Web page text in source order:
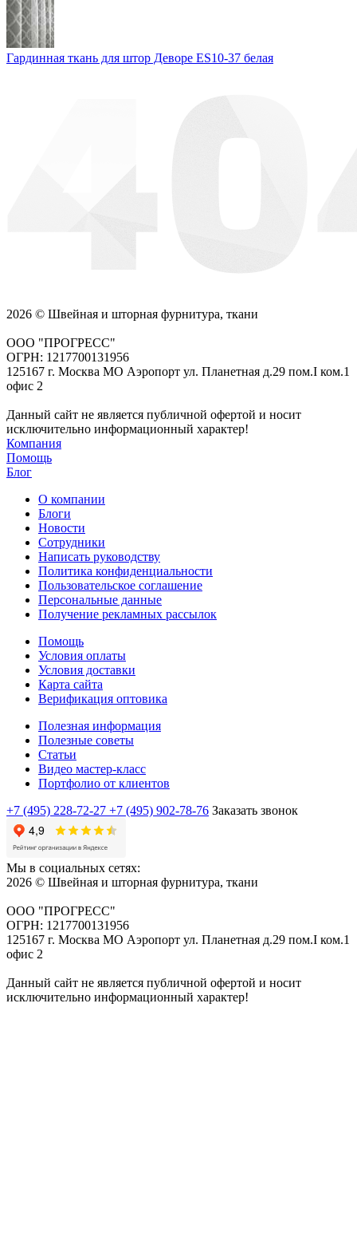
Гардинная ткань для штор Деворе ES10-37 белая
2026 © Швейная и шторная фурнитура, ткани
ООО "ПРОГРЕСС"
ОГРН: 1217700131956
125167 г. Москва МО Аэропорт ул. Планетная д.29 пом.I ком.1
офис 2
Данный сайт не является публичной офертой и носит
исключительно информационный характер!
Компания
Помощь
Блог
О компании
Блоги
Новости
Сотрудники
Написать руководству
Политика конфиденциальности
Пользовательское соглашение
Персональные данные
Получение рекламных рассылок
Помощь
Условия оплаты
Условия доставки
Карта сайта
Верификация оптовика
Полезная информация
Полезные советы
Статьи
Видео мастер-класс
Портфолио от клиентов
+7 (495) 228-72-27 +7 (495) 902-78-76 Заказать звонок
Мы в социальных сетях:
2026 © Швейная и шторная фурнитура, ткани
ООО "ПРОГРЕСС"
ОГРН: 1217700131956
125167 г. Москва МО Аэропорт ул. Планетная д.29 пом.I ком.1
офис 2
Данный сайт не является публичной офертой и носит
исключительно информационный характер!